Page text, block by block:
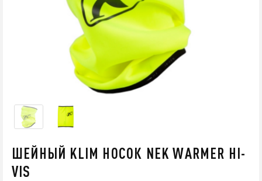
ШЕЙНЫЙ KLIM НОСОК NEK WARMER HI-
VIS